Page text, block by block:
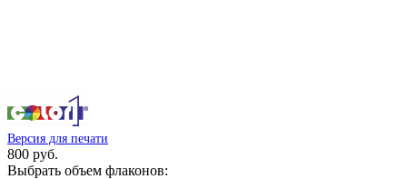
Версия для печати
800 руб.
Выбрать объем флаконов: